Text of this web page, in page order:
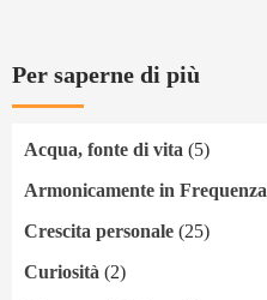
Per saperne di più
Acqua, fonte di vita (5)
Armonicamente in Frequenza
Crescita personale (25)
Curiosità (2)